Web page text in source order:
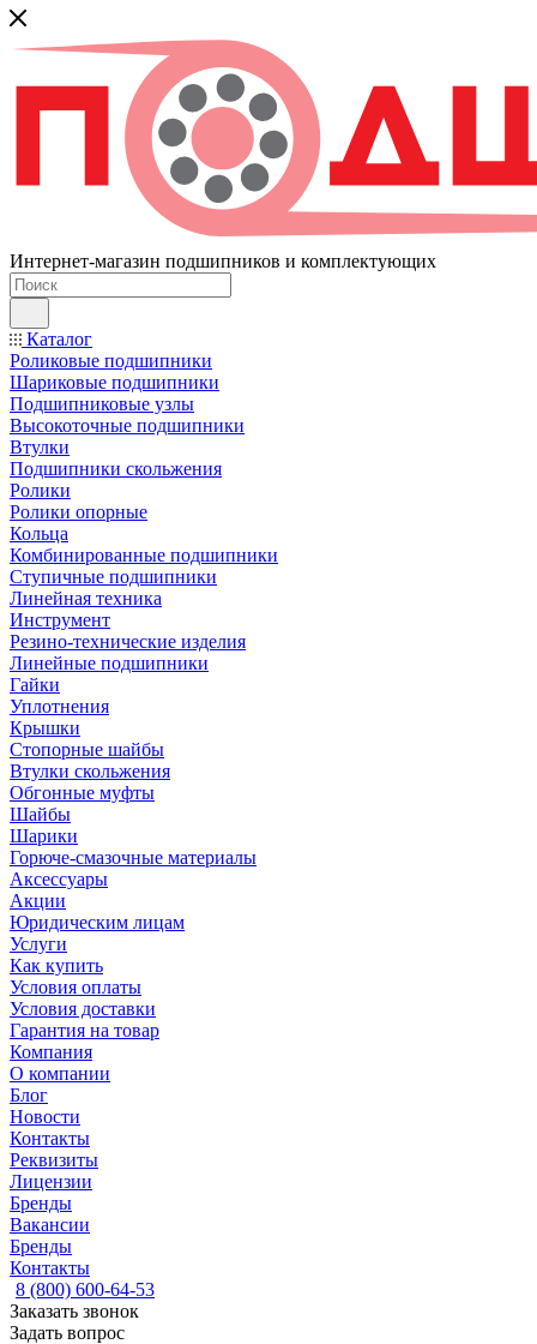
Интернет-магазин подшипников и комплектующих
Каталог
Роликовые подшипники
Шариковые подшипники
Подшипниковые узлы
Высокоточные подшипники
Втулки
Подшипники скольжения
Ролики
Ролики опорные
Кольца
Комбинированные подшипники
Ступичные подшипники
Линейная техника
Инструмент
Резино-технические изделия
Линейные подшипники
Гайки
Уплотнения
Крышки
Стопорные шайбы
Втулки скольжения
Обгонные муфты
Шайбы
Шарики
Горюче-смазочные материалы
Аксессуары
Акции
Юридическим лицам
Услуги
Как купить
Условия оплаты
Условия доставки
Гарантия на товар
Компания
О компании
Блог
Новости
Контакты
Реквизиты
Лицензии
Бренды
Вакансии
Бренды
Контакты
8 (800) 600-64-53
Заказать звонок
Задать вопрос